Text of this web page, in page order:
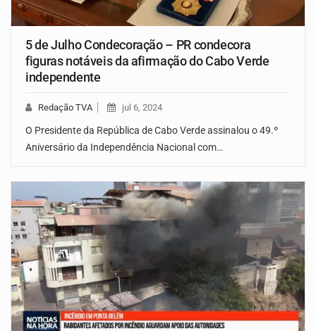
5 de Julho Condecoração – PR condecora
figuras notáveis da afirmação do Cabo Verde
independente
Redação TVA jul 6, 2024
O Presidente da República de Cabo Verde assinalou o 49.º
Aniversário da Independência Nacional com…